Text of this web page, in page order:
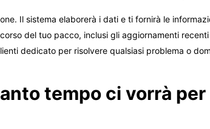
Il sistema elaborerà i dati e ti fornirà le
del tuo pacco, inclusi gli aggiornamenti
dedicato per risolvere qualsiasi problema o
tempo ci vorrà